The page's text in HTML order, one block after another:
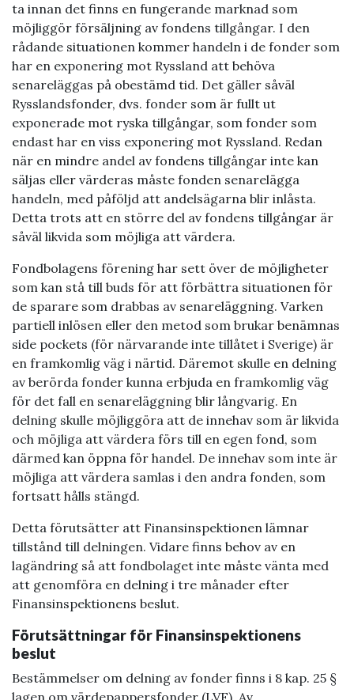
ta innan det finns en fungerande marknad som
möjliggör försäljning av fondens tillgångar. I den
rådande situationen kommer handeln i de fonder som
har en exponering mot Ryssland att behöva
senareläggas på obestämd tid. Det gäller såväl
Rysslandsfonder, dvs. fonder som är fullt ut
exponerade mot ryska tillgångar, som fonder som
endast har en viss exponering mot Ryssland. Redan
när en mindre andel av fondens tillgångar inte kan
säljas eller värderas måste fonden senarelägga
handeln, med påföljd att andelsägarna blir inlåsta.
Detta trots att en större del av fondens tillgångar är
såväl likvida som möjliga att värdera.
Fondbolagens förening har sett över de möjligheter
som kan stå till buds för att förbättra situationen för
de sparare som drabbas av senareläggning. Varken
partiell inlösen eller den metod som brukar benämnas
side pockets (för närvarande inte tillåtet i Sverige) är
en framkomlig väg i närtid. Däremot skulle en delning
av berörda fonder kunna erbjuda en framkomlig väg
för det fall en senareläggning blir långvarig. En
delning skulle möjliggöra att de innehav som är likvida
och möjliga att värdera förs till en egen fond, som
därmed kan öppna för handel. De innehav som inte är
möjliga att värdera samlas i den andra fonden, som
fortsatt hålls stängd.
Detta förutsätter att Finansinspektionen lämnar
tillstånd till delningen. Vidare finns behov av en
lagändring så att fondbolaget inte måste vänta med
att genomföra en delning i tre månader efter
Finansinspektionens beslut.
Förutsättningar för Finansinspektionens
beslut
Bestämmelser om delning av fonder finns i 8 kap. 25 §